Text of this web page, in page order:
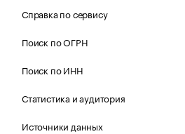
Справка по сервису
Поиск по ОГРН
Поиск по ИНН
Статистика и аудитория
Источники данных